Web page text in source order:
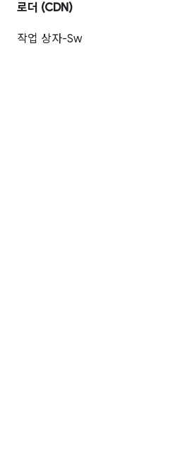
로더 (CDN)
작업 상자-Sw